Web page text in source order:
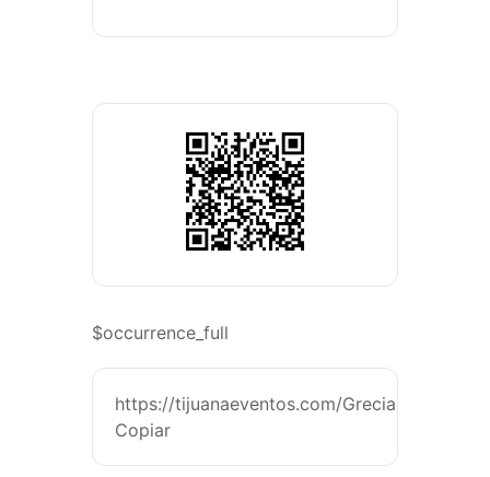
$occurrence_full
https://tijuanaeventos.com/
Copiar